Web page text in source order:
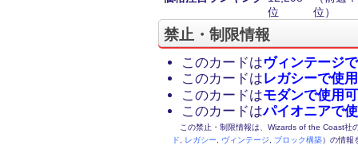
位
位）
禁止・制限情報
このカードはヴィンテージ
このカードはレガシーで使
このカードはモダンで使用
このカードはパイオニアで
この禁止・制限情報は、Wizards of the Coast社
ド
レガシー ヴィンテージ ブロック構築）の情報